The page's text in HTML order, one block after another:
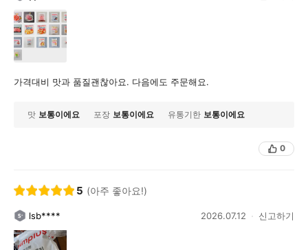
가격대비 맛과 품질괜찮아요. 다음에도 주문해요.
맛 보통이에요 포장 보통이에요 유통기한 보통이에요
0
5 (아주 좋아요!)
lsb**** 2026.07.12 신고하기